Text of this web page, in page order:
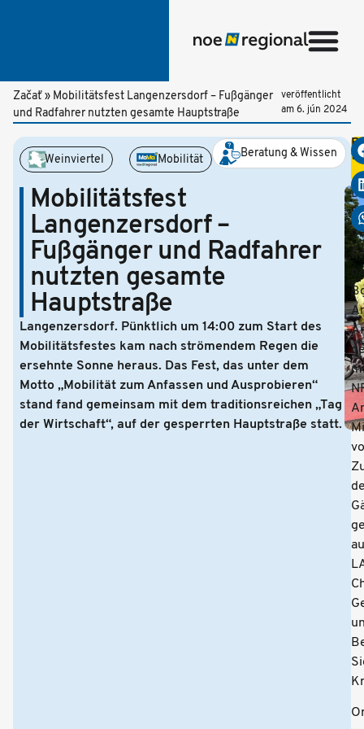
Začať» Mobilitätsfest Langenzersdorf – Fußgänger
und Radfahrer nutzten gesamte Hauptstraße
veröffentlicht
am6. jún 2024
Weinviertel Mobilität Beratung & Wissen
Mobilitätsfest
Langenzersdorf –
Fußgänger und Radfahrer
nutzten gesamte
Hauptstraße
Langenzersdorf. Pünktlich um 14:00 zum Start des
Mobilitätsfestes kam nach strömendem Regen die
ersehnte Sonne heraus. Das Fest, das unter dem
Motto „Mobilität zum Anfassen und Ausprobieren“
stand fand gemeinsam mit dem traditionsreichen „Tag
der Wirtschaft“, auf der gesperrten Hauptstraße statt.